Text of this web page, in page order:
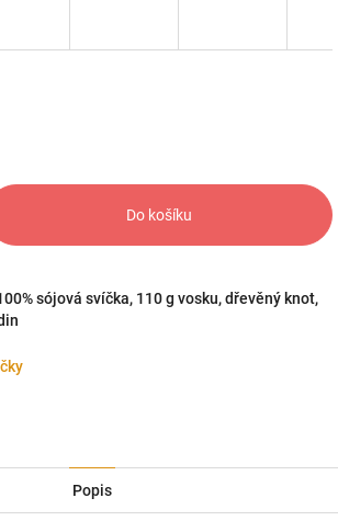
Do košíku
sójová svíčka, 110 g vosku, dřevěný knot,
Popis